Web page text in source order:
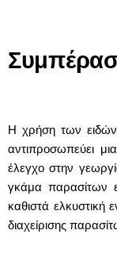
Η χρήση των ειδών
αντιπροσωπεύει
έλεγχο στην
γκάμα παρασίτων
καθιστά ελκυστική
διαχείρισης